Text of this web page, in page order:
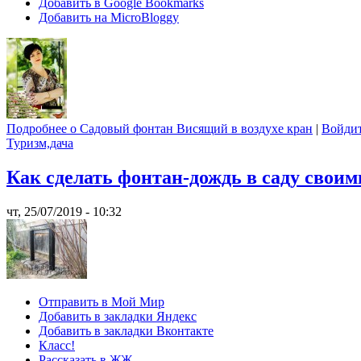
Добавить в Google Bookmarks
Добавить на MicroBloggy
Подробнее о Садовый фонтан Висящий в воздухе кран |
Туризм,дача
Как сделать фонтан-дождь в саду
чт, 25/07/2019 - 10:32
Отправить в Мой Мир
Добавить в закладки Яндекс
Добавить в закладки Вконтакте
Класс!